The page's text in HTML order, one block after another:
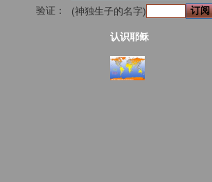
验证：
(神独生子的名字)
认识耶稣